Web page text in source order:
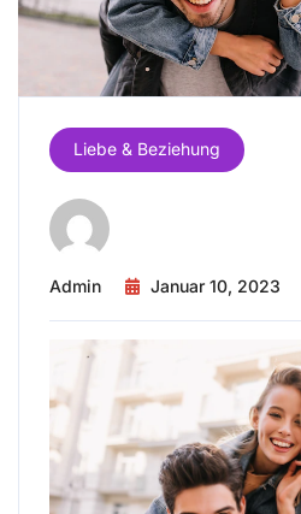
Liebe & Beziehung
Admin Januar 10, 2023